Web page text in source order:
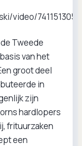
video/
Tweede
van het
groot deel
in
zijn
hardlopers
frituurzaken
een